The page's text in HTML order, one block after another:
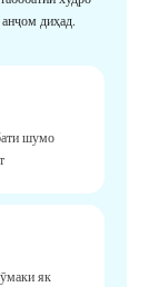
диҳад.
шумо
як